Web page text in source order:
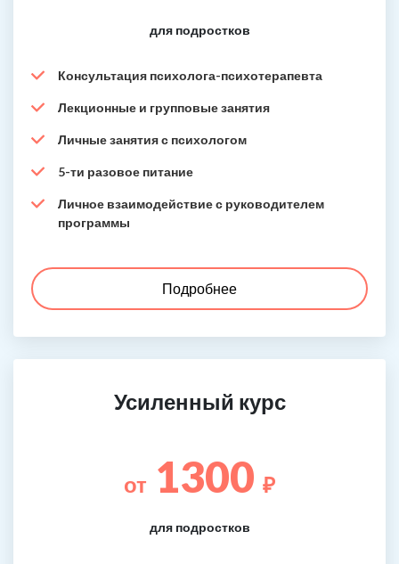
для подростков
Консультация психолога-психотерапевта
Лекционные и групповые занятия
Личные занятия с психологом
5-ти разовое питание
Личное взаимодействие с руководителем
программы
Подробнее
Усиленный курс
от 1300 ₽
для подростков